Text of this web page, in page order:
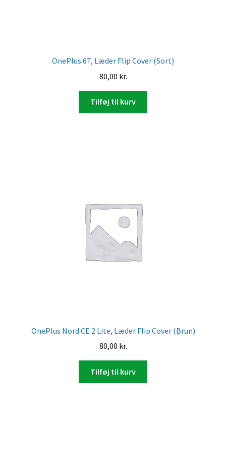
OnePlus 6T, Læder Flip Cover (Sort)
80,00 kr.
Tilføj til kurv
OnePlus Nord CE 2 Lite, Læder Flip Cover (Brun)
80,00 kr.
Tilføj til kurv